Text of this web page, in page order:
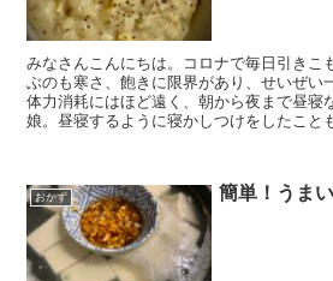
みなさんこんにちは。コロナで毎日引きこ
ぶのも寒さ、飽きに限界があり、せいぜい
体力消耗にはほど遠く、朝から夜まで昼寝
娘。昼寝するように寝かしつけをしたこと
おかず 簡単！うま